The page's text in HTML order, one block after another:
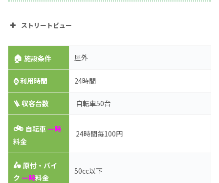
ストリートビュー
🏠施設条件 屋外
⌚利用時間 24時間
🪜 収容台数 自転車50台
🚲 自転車 一時
料金
24時間毎100円
🛵原付・バイ
ク 一時料金
50cc以下